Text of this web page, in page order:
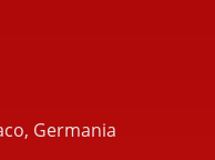
Germania